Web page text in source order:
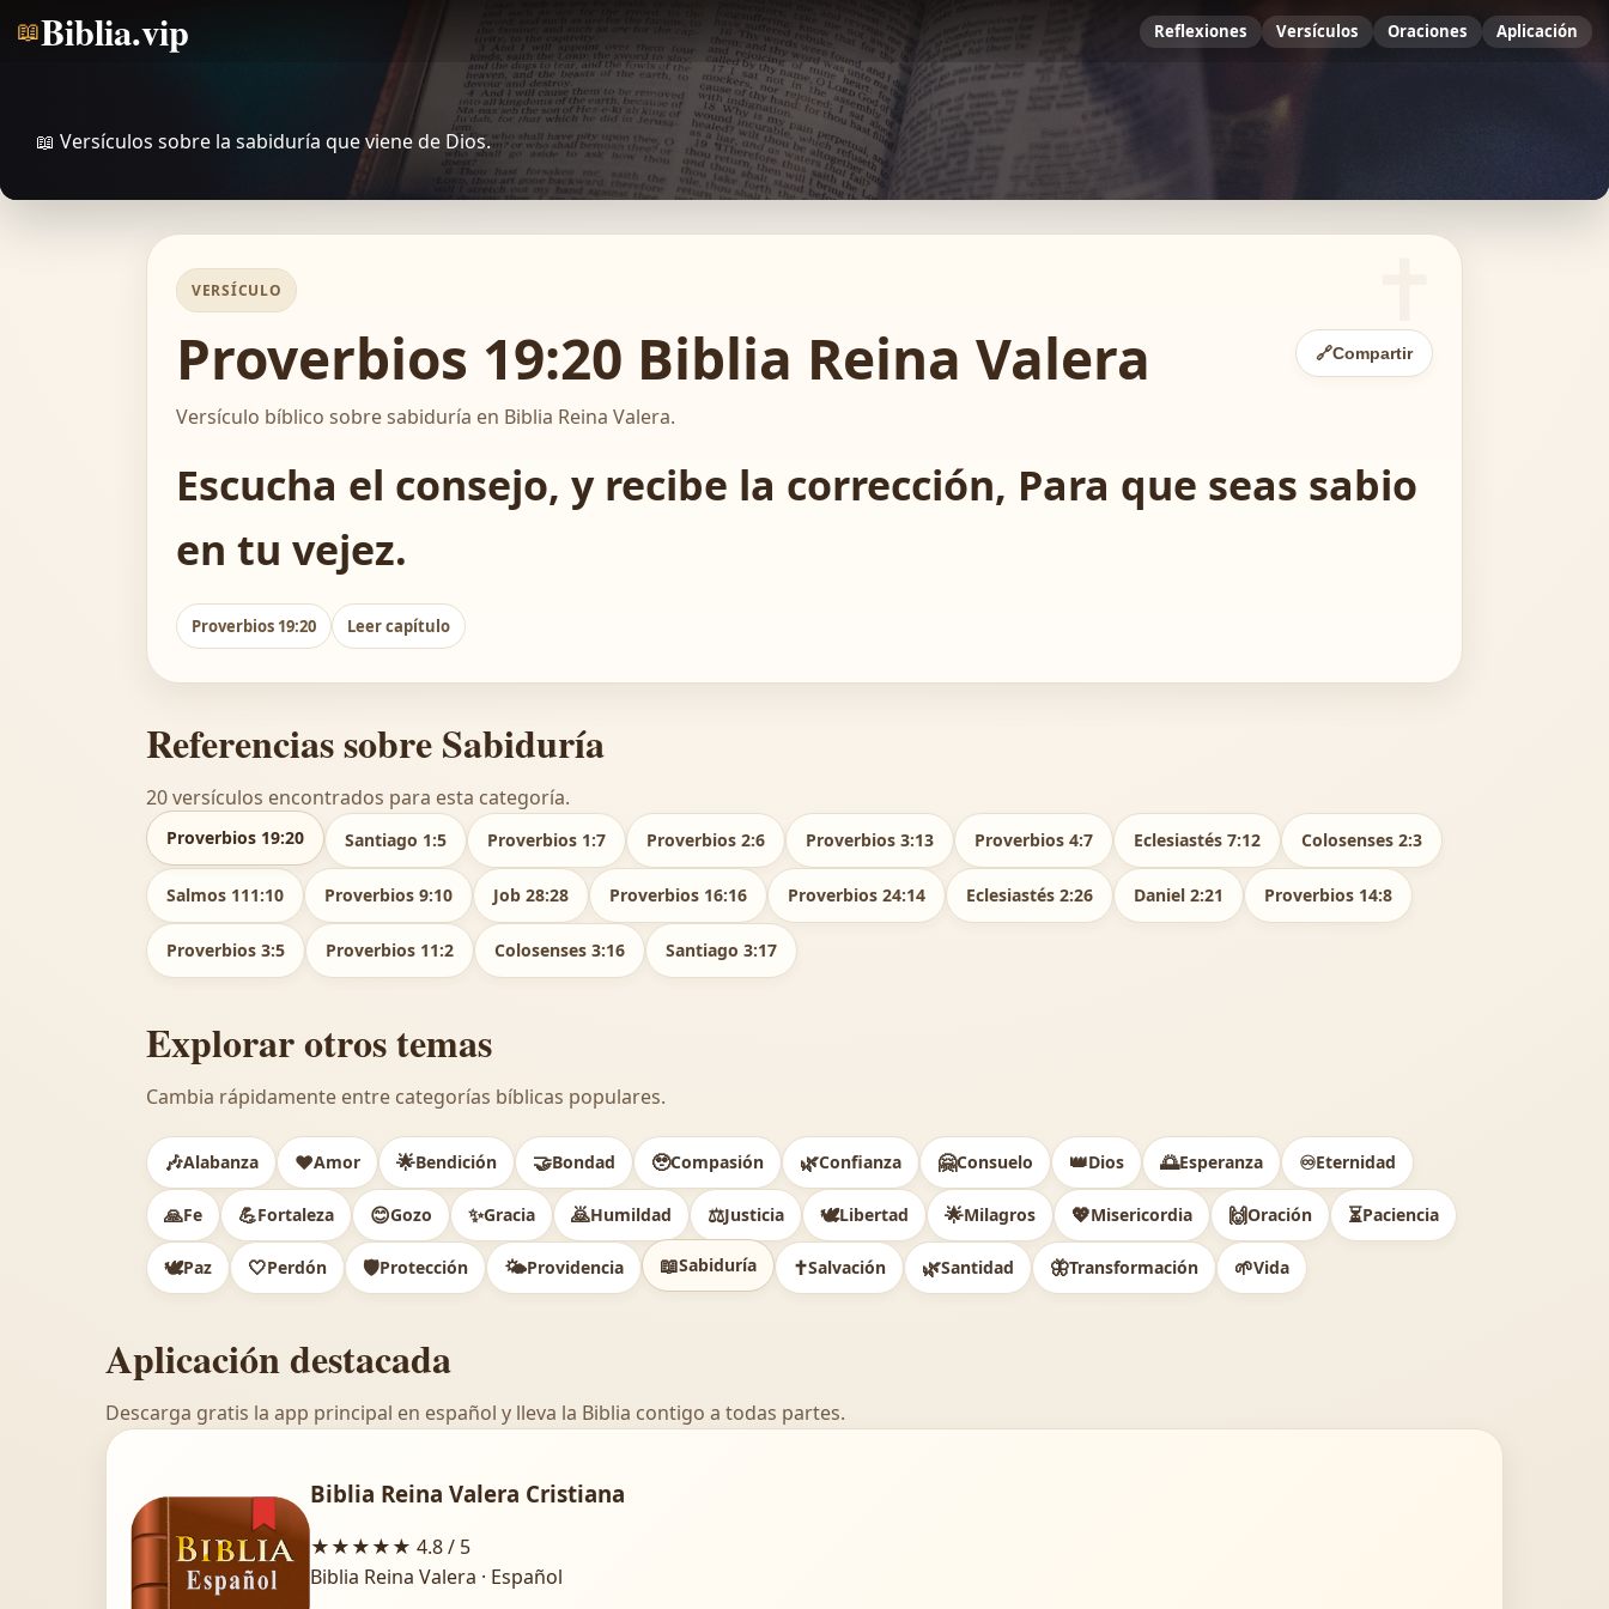
📖Biblia.vip Reflexiones Versículos Oraciones Aplicación
📖 Versículos sobre la sabiduría que viene de Dios.
VERSÍCULO
Proverbios 19:20 Biblia Reina Valera 🔗Compartir
Versículo bíblico sobre sabiduría en Biblia Reina Valera.
Escucha el consejo, y recibe la corrección, Para que seas sabio
en tu vejez.
Proverbios 19:20 Leer capítulo
Referencias sobre Sabiduría
20 versículos encontrados para esta categoría.
Proverbios 19:20 Santiago 1:5 Proverbios 1:7 Proverbios 2:6 Proverbios 3:13 Proverbios 4:7 Eclesiastés 7:12 Colosenses 2:3
Salmos 111:10 Proverbios 9:10 Job 28:28 Proverbios 16:16 Proverbios 24:14 Eclesiastés 2:26 Daniel 2:21 Proverbios 14:8
Proverbios 3:5 Proverbios 11:2 Colosenses 3:16 Santiago 3:17
Explorar otros temas
Cambia rápidamente entre categorías bíblicas populares.
🎶Alabanza ❤️Amor 🌟Bendición 🤝Bondad 🥹Compasión 🌿Confianza 🤗Consuelo 👑Dios 🌅Esperanza ♾️Eternidad
🙏Fe 💪Fortaleza 😊Gozo ✨Gracia 🙇Humildad ⚖️Justicia 🕊Libertad 🌟Milagros 💖Misericordia 🙌Oración ⏳Paciencia
🕊️Paz 🤍Perdón 🛡️Protección 🌤️Providencia 📖Sabiduría ✝️Salvación 🌿Santidad 🦋Transformación 🌱Vida
Aplicación destacada
Descarga gratis la app principal en español y lleva la Biblia contigo a todas partes.
Biblia Reina Valera Cristiana
★★★★★ 4.8 / 5
Biblia Reina Valera · Español